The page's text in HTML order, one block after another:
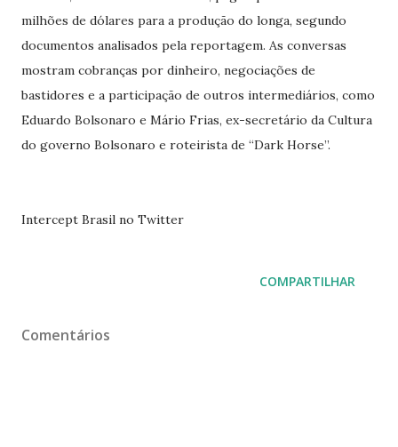
milhões de dólares para a produção do longa, segundo
documentos analisados pela reportagem. As conversas
mostram cobranças por dinheiro, negociações de
bastidores e a participação de outros intermediários, como
Eduardo Bolsonaro e Mário Frias, ex-secretário da Cultura
do governo Bolsonaro e roteirista de “Dark Horse”.
Intercept Brasil no Twitter
COMPARTILHAR
Comentários